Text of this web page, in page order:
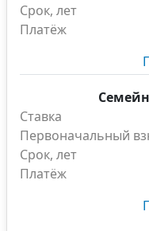
Срок, лет
Платёж
Ставка
Первоначальный
Срок, лет
Платёж